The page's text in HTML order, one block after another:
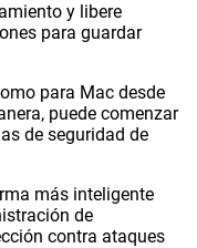
y libere
para guardar
para Mac desde
puede comenzar
de seguridad de
más inteligente
de
contra ataques